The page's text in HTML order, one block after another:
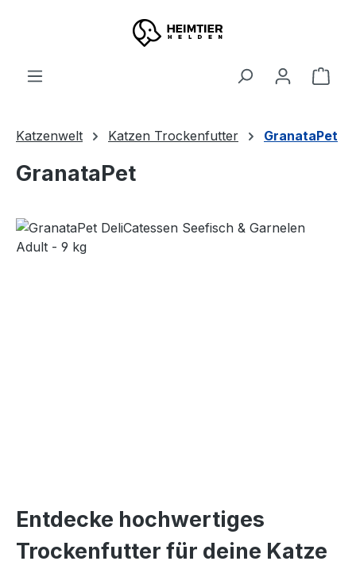
Zum Hauptinhalt springen
Katzenwelt Katzen Trockenfutter GranataPet
GranataPet
Entdecke hochwertiges
Trockenfutter für deine Katze